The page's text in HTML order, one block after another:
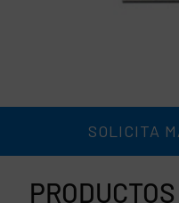
SOLICITA